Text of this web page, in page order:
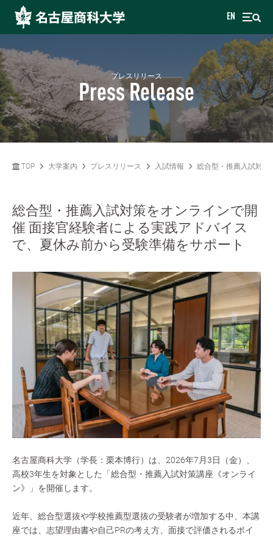
EN
プレスリリース
Press Release
TOP 大学案内 プレスリリース 入試情報 総合型・推薦入試対策
総合型・推薦入試対策をオンラインで開
催 面接官経験者による実践アドバイス
で、夏休み前から受験準備をサポート
名古屋商科大学（学長：栗本博行）は、2026年7月3日（金）、
高校3年生を対象とした「総合型・推薦入試対策講座《オンライ
ン》」を開催します。
近年、総合型選抜や学校推薦型選抜の受験者が増加する中、本講
座では、志望理由書や自己PRの考え方、面接で評価されるポイ